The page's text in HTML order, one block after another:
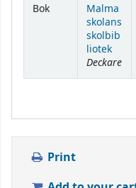
Bok
Malma
skolans
skolbib
liotek
Deckare
Print